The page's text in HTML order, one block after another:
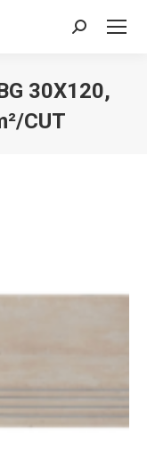
Search:
30X120,
CUT